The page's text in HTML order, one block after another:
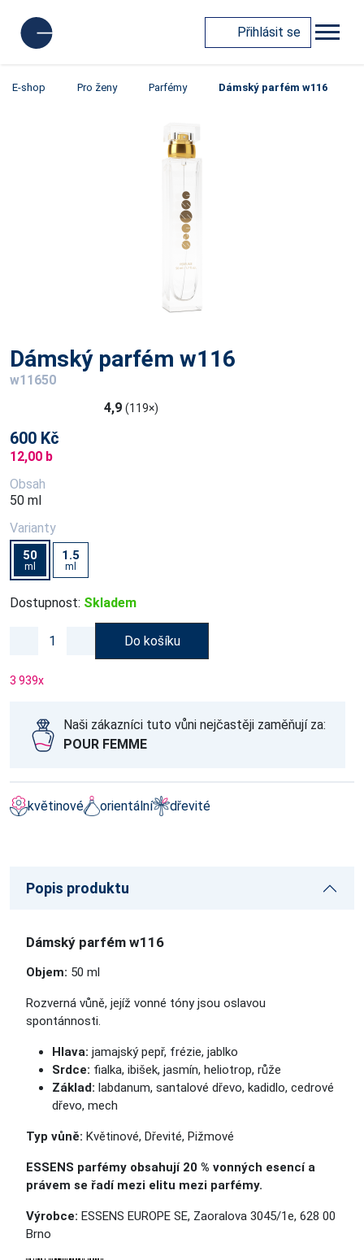
Přihlásit se
E-shop Pro ženy Parfémy Dámský parfém w116
Dámský parfém w116
w11650
4,9 (119×)
600 Kč
12,00 b
Obsah
50 ml
Varianty
50
ml
1.5
ml
Dostupnost: Skladem
Do košíku
3 939x
Naši zákazníci tuto vůni nejčastěji zaměňují za:
POUR FEMME
květinové orientální dřevité
Popis produktu
Dámský parfém w116
Objem: 50 ml
Rozverná vůně, jejíž vonné tóny jsou oslavou
spontánnosti.
Hlava: jamajský pepř, frézie, jablko
Srdce: fialka, ibišek, jasmín, heliotrop, růže
Základ: labdanum, santalové dřevo, kadidlo, cedrové
dřevo, mech
Typ vůně: Květinové, Dřevité, Pižmové
ESSENS parfémy obsahují 20 % vonných esencí a
právem se řadí mezi elitu mezi parfémy.
Výrobce: ESSENS EUROPE SE, Zaoralova 3045/1e, 628 00
Brno